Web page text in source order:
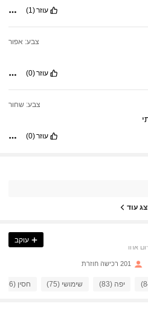
עוזר(1)
צבע: אפור
עוזר(0)
צבע: שחור
עוזר(0)
עוד
עוקב
201 רכישה חוזרת
יפה (83) שימושי (75) חסין (56)